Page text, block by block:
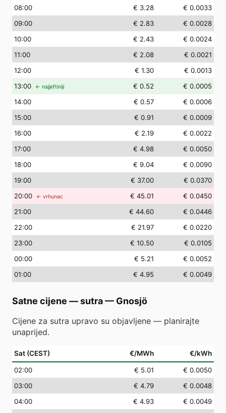
08:00 € 3.28
€ 0.0033
09:00 € 2.83
€ 0.0028
10:00 € 2.43
€ 0.0024
11:00 € 2.08
€ 0.0021
12:00 € 1.30
€ 0.0013
13:00 ← najjeftiniji € 0.52
€ 0.0005
14:00 € 0.57
€ 0.0006
15:00 € 0.91
€ 0.0009
16:00 € 2.19
€ 0.0022
17:00 € 4.98
€ 0.0050
18:00 € 9.04
€ 0.0090
19:00 € 37.00
€ 0.0370
20:00 ← vrhunac € 45.01
€ 0.0450
21:00 € 44.60
€ 0.0446
22:00 € 21.97
€ 0.0220
23:00 € 10.50
€ 0.0105
00:00 € 5.21
€ 0.0052
01:00 € 4.95 € 0.0049
Satne cijene — sutra— Gnosjö
Cijene za sutra upravo su objavljene — planirajte
unaprijed.
Sat (CEST) €/MWh €/kWh
02:00 € 5.01
€ 0.0050
03:00 € 4.79
€ 0.0048
04:00 € 4.93
€ 0.0049